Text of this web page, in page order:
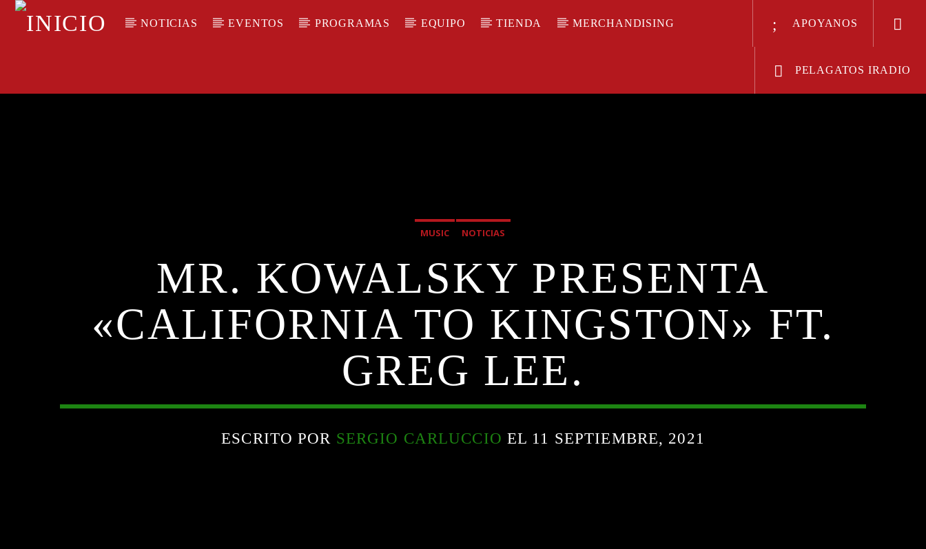
NOTICIAS EVENTOS PROGRAMAS EQUIPO TIENDA MERCHANDISING APOYANOS
PELAGATOS IRADIO
MUSIC NOTICIAS
MR. KOWALSKY PRESENTA
«CALIFORNIA TO KINGSTON» FT.
GREG LEE.
ESCRITO POR SERGIO CARLUCCIO EL 11 SEPTIEMBRE, 2021